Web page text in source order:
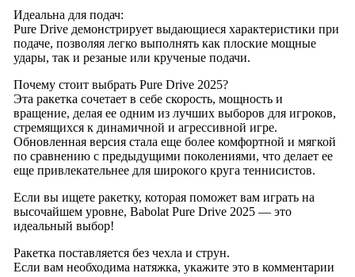
Идеальна для подач:
Pure Drive демонстрирует выдающиеся характеристики при
подаче, позволяя легко выполнять как плоские мощные
удары, так и резаные или крученые подачи.
Почему стоит выбрать Pure Drive 2025?
Эта ракетка сочетает в себе скорость, мощность и
вращение, делая ее одним из лучших выборов для игроков,
стремящихся к динамичной и агрессивной игре.
Обновленная версия стала еще более комфортной и мягкой
по сравнению с предыдущими поколениями, что делает ее
еще привлекательнее для широкого круга теннисистов.
Если вы ищете ракетку, которая поможет вам играть на
высочайшем уровне, Babolat Pure Drive 2025 — это
идеальный выбор!
Ракетка поставляется без чехла и струн.
Если вам необходима натяжка, укажите это в комментарии